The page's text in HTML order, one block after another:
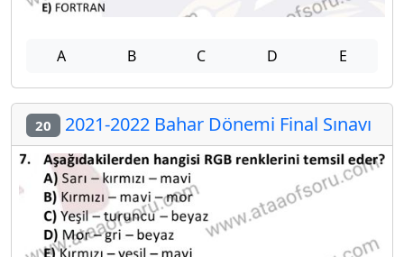
A B C D E
20 2021-2022 Bahar Dönemi Final Sınavı